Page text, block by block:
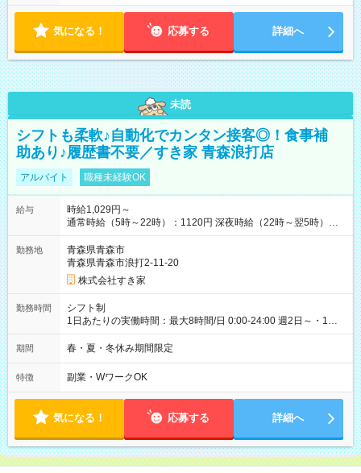
気になる！ 応募する 詳細へ
未読
シフトも柔軟♪自動化でカンタン接客◎！食事補
助あり♪履歴書不要／すき家 青森浪打店
アルバイト 職種未経験OK
給与
時給1,029円～
通常時給（5時～22時）：1120円 深夜時給（22時～翌5時）：
1400円 高校生時給：1029円 【特別手当】早朝手当（5：00-9：
00）時給+150円 【試用期間】試用期間あり 試用期間の長さ：1
ヶ月 雇用形態、給与は本採用時と同じです。 試用期間の実態は
30日（※条件変更なし）ですが、切り上げで一ヶ月とさせてい
ただきます。 研修制度あり：15時間(研修中も同時給）
勤務地
青森県青森市
青森県青森市浪打2-11-20
株式会社すき家
勤務時間
シフト制
1日あたりの実働時間：最大8時間/日 0:00-24:00 週2日～・1日
2h～OK ＜シフト例＞ 〇朝帯 5:00-9:00 〇昼帯 9:00-14:00 〇午
後帯 14:00-18:00 〇夜帯 18:00-22:00 〇深夜帯 22:00-翌5:00 基
ます♪
期間 春・夏・冬休み期間限定
特徴 副業・WワークOK
気になる！ 応募する 詳細へ